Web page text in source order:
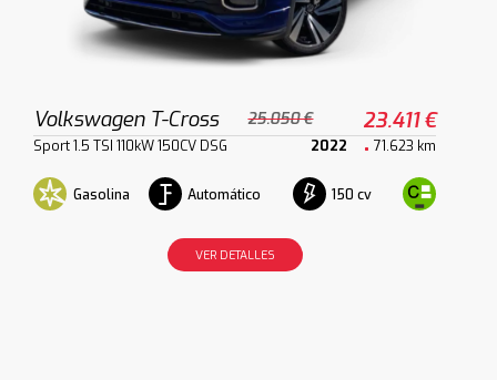
Volkswagen T-Cross 25.050 € 23.411 €
Sport 1.5 TSI 110kW 150CV DSG 2022 71.623 km
Gasolina Automático 150 cv
VER DETALLES